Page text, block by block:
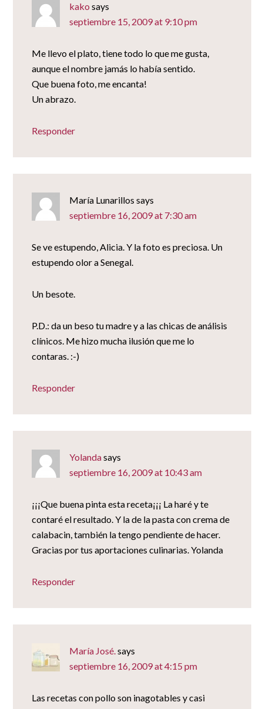
kako says
septiembre 15, 2009 at 9:10 pm
Me llevo el plato, tiene todo lo que me gusta,
aunque el nombre jamás lo había sentido.
Que buena foto, me encanta!
Un abrazo.
Responder
María Lunarillos says
septiembre 16, 2009 at 7:30 am
Se ve estupendo, Alicia. Y la foto es preciosa. Un
estupendo olor a Senegal.
Un besote.
P.D.: da un beso tu madre y a las chicas de análisis
clínicos. Me hizo mucha ilusión que me lo
contaras. :-)
Responder
Yolandasays
septiembre 16, 2009 at 10:43 am
¡¡¡Que buena pinta esta receta¡¡¡ La haré y te
contaré el resultado. Y la de la pasta con crema de
calabacin, también la tengo pendiente de hacer.
Gracias por tus aportaciones culinarias. Yolanda
Responder
María José.says
septiembre 16, 2009 at 4:15 pm
Las recetas con pollo son inagotables y casi